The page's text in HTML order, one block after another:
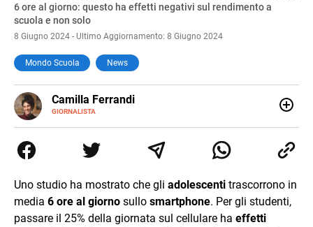
6 ore al giorno: questo ha effetti negativi sul rendimento a
scuola e non solo
8 Giugno 2024 - Ultimo Aggiornamento: 8 Giugno 2024
Mondo Scuola News
Camilla Ferrandi
GIORNALISTA
E-
MAIL
LINKEDIN
di trasformare la passione per la scrittura in un lavoro, e
da lì non mi sono più fermata. L’attualità è il mio pane
mente.
Uno studio ha mostrato che gli adolescenti trascorrono in
media 6 ore al giorno sullo smartphone. Per gli studenti,
passare il 25% della giornata sul cellulare ha effetti